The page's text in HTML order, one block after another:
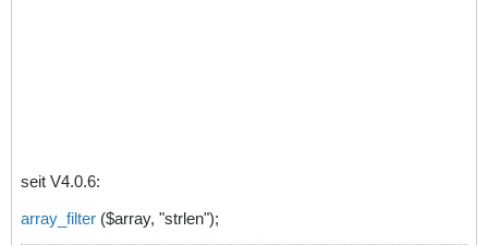
seit V4.0.6:
array_filter ($array, "strlen");